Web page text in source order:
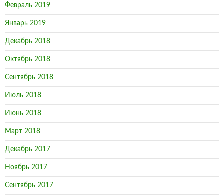
Февраль 2019
Январь 2019
Декабрь 2018
Октябрь 2018
Сентябрь 2018
Июль 2018
Июнь 2018
Март 2018
Декабрь 2017
Ноябрь 2017
Сентябрь 2017